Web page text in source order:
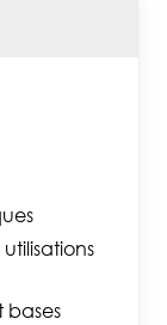
bases